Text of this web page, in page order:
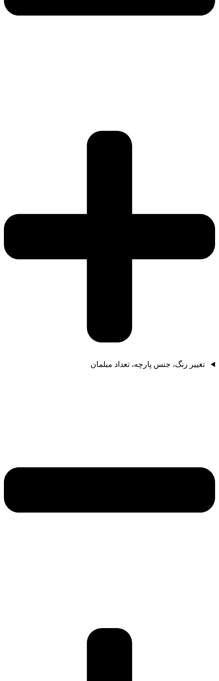
تغییر رنگ، جنس پارچه، تعداد مبلمان